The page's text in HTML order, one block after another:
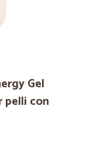
Gel
pelli con